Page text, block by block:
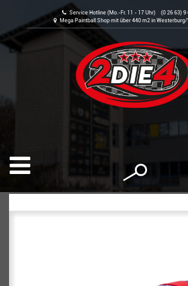
Service Hotline (Mo.-Fr. 11 - 17 Uhr) (0 26 63) 9
Mega Paintball Shop mit über 440 m2 in